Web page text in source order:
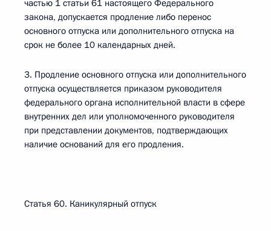
частью 1 статьи 61 настоящего Федерального
закона, допускается продление либо перенос
основного отпуска или дополнительного отпуска на
срок не более 10 календарных дней.
3. Продление основного отпуска или дополнительного
отпуска осуществляется приказом руководителя
федерального органа исполнительной власти в сфере
внутренних дел или уполномоченного руководителя
при представлении документов, подтверждающих
наличие оснований для его продления.
Статья 60. Каникулярный отпуск